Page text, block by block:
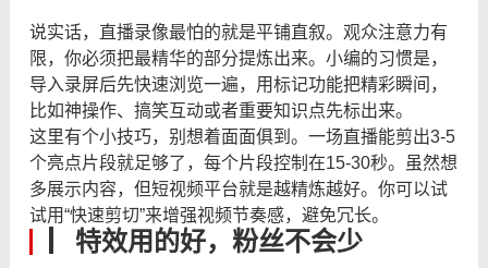
说实话，直播录像最怕的就是平铺直叙。观众注意力有
限，你必须把最精华的部分提炼出来。小编的习惯是，
导入录屏后先快速浏览一遍，用标记功能把精彩瞬间，
比如神操作、搞笑互动或者重要知识点先标出来。
这里有个小技巧，别想着面面俱到。一场直播能剪出3-5
个亮点片段就足够了，每个片段控制在15-30秒。虽然想
多展示内容，但短视频平台就是越精炼越好。你可以试
试用“快速剪切”来增强视频节奏感，避免冗长。
▏特效用的好，粉丝不会少